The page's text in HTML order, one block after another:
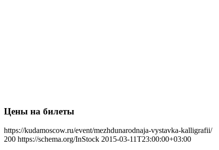
Цены на билеты
https://kudamoscow.ru/event/mezhdunarodnaja-vystavka-kalligrafii/
200 https://schema.org/InStock 2015-03-11T23:00:00+03:00